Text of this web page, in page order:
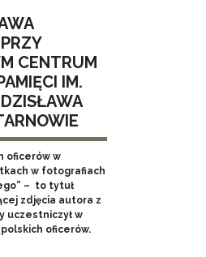
CENTRUM
IM.
oficerów w
w fotografiach
– to tytuł
zdjęcia autora z
uczestniczył w
oficerów.